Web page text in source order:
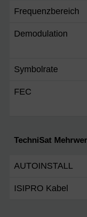
Frequenzbereich
Demodulation
Symbolrate
FEC
TechniSat
AUTOINSTALL
ISIPRO Kabel